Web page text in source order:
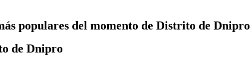
populares del momento de Distrito de Dnipro
de Dnipro